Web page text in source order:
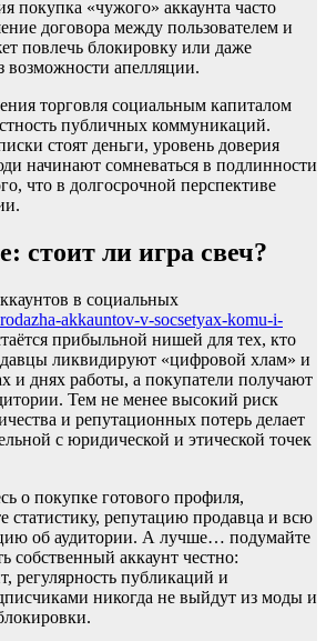
покупка «чужого» аккаунта часто
договора между пользователем и
повлечь блокировку или даже
возможности апелляции.
торговля социальным капиталом
публичных коммуникаций.
стоят деньги, уровень доверия
начинают сомневаться в подлинности
что в долгосрочной перспективе
стоит ли игра свеч?
в социальных
akkauntov-v-socsetyax-komu-i-
прибыльной нишей для тех, кто
ликвидируют «цифровой хлам» и
и днях работы, а покупатели получают
Тем не менее высокий риск
и репутационных потерь делает
с юридической и этической точек
о покупке готового профиля,
статистику, репутацию продавца и всю
об аудитории. А лучше… подумайте
собственный аккаунт честно:
регулярность публикаций и
никогда не выйдут из моды и